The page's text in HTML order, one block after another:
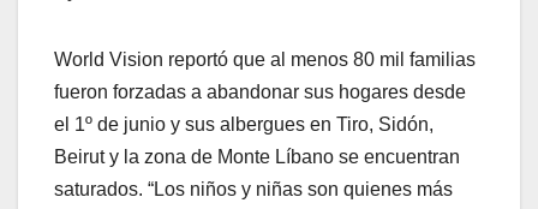
World Vision reportó que al menos 80 mil familias
fueron forzadas a abandonar sus hogares desde
el 1º de junio y sus albergues en Tiro, Sidón,
Beirut y la zona de Monte Líbano se encuentran
saturados. “Los niños y niñas son quienes más